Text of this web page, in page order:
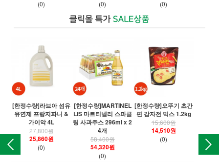
(0)
(0)
(0)
[한정수량]라브아 섬유
유연제 프랑지파니 &
가이악 4L
27,800원
25,860원
(0)
[한정수량]MARTINEL
LIS 마르티넬리 스파클
링 사과주스 296ml x 2
4개
58,400원
54,320원
(0)
[한정수량]오뚜기 초간
편 감자전 믹스 1.2kg
15,600원
14,510원
(0)